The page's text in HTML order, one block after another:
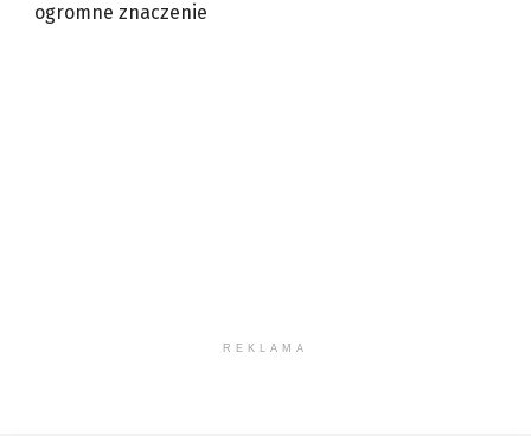
ogromne znaczenie
REKLAMA